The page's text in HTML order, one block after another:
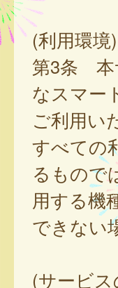
(利用環境)
第3条 本
なスマー
ご利用い
すべての
るもので
用する機
できない
(サービ